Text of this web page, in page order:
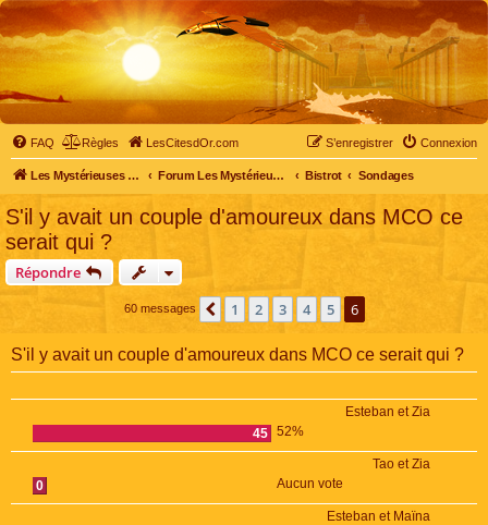
FAQ Règles LesCitesdOr.com Connexion
S’enregistrer
Les Mystérieuses Cités d'Or - LesCitesdOr.com Forum Les Mystérieuses Cités d'Or Bistrot Sondages
S'il y avait un couple d'amoureux dans MCO ce
serait qui ?
Répondre
60 messages Précédente
1 2 3 4 5 6
S'il y avait un couple d'amoureux dans MCO ce serait qui ?
Esteban et Zia
45 52%
Tao et Zia
0
Aucun vote
Esteban et Maïna